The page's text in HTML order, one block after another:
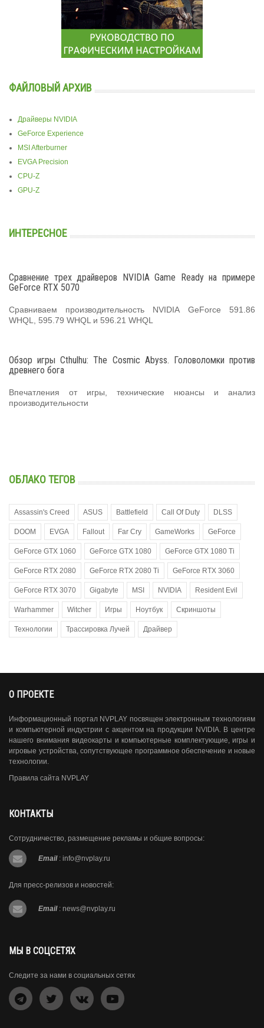
ФАЙЛОВЫЙ АРХИВ
Драйверы NVIDIA
GeForce Experience
MSI Afterburner
EVGA Precision
CPU-Z
GPU-Z
ИНТЕРЕСНОЕ
Сравнение трех драйверов NVIDIA Game Ready на примере
GeForce RTX 5070
Сравниваем производительность NVIDIA GeForce 591.86
WHQL, 595.79 WHQL и 596.21 WHQL
Обзор игры Cthulhu: The Cosmic Abyss. Головоломки против
древнего бога
Впечатления от игры, технические нюансы и анализ
производительности
ОБЛАКО ТЕГОВ
Assassin's Creed ASUS Battlefield Call Of Duty DLSS
DOOM EVGA Fallout Far Cry GameWorks GeForce
GeForce GTX 1060 GeForce GTX 1080 GeForce GTX 1080 Ti
GeForce RTX 2080 GeForce RTX 2080 Ti GeForce RTX 3060
GeForce RTX 3070 Gigabyte MSI NVIDIA Resident Evil
Warhammer Witcher Игры Ноутбук Скриншоты
Технологии Трассировка Лучей Драйвер
О ПРОЕКТЕ
Информационный портал NVPLAY посвящен электронным технологиям
и компьютерной индустрии с акцентом на продукции NVIDIA. В центре
нашего внимания видеокарты и компьютерные комплектующие, игры и
игровые устройства, сопутствующее программное обеспечение и новые
технологии.
Правила сайта NVPLAY
КОНТАКТЫ
Сотрудничество, размещение рекламы и общие вопросы:
Email : info@nvplay.ru
Для пресс-релизов и новостей:
Email : news@nvplay.ru
МЫ В СОЦСЕТЯХ
Следите за нами в социальных сетях